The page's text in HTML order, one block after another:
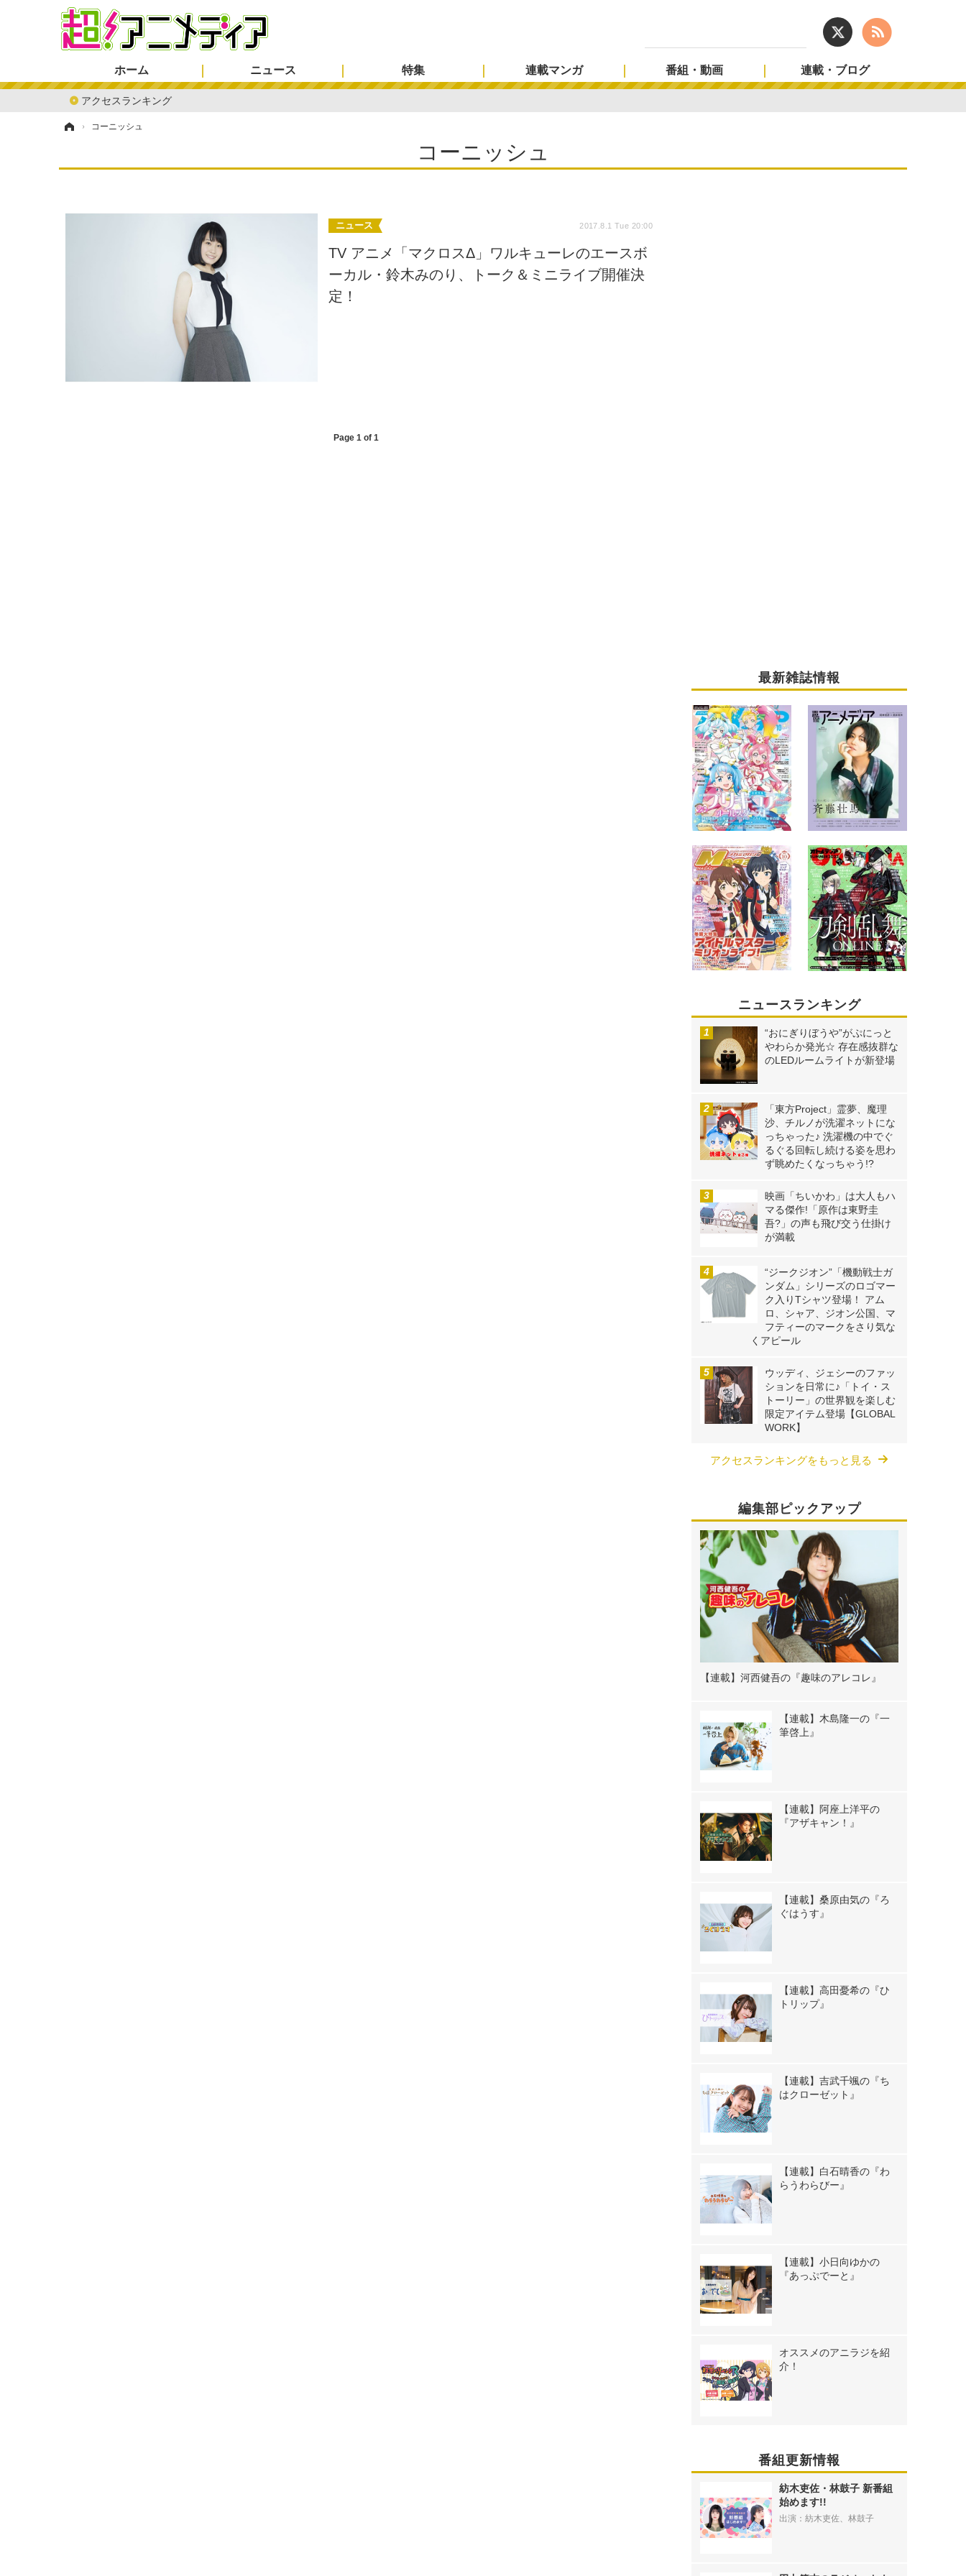
ホーム
アクセスランキング
ニュース 特集 連載マンガ 番組・動画 連載・ブログ
› コーニッシュ
コーニッシュ
ニュース 2017.8.1 Tue 20:00
TV アニメ「マクロスΔ」ワルキューレのエースボ
ーカル・鈴木みのり、トーク＆ミニライブ開催決
定！
Page 1 of 1
最新雑誌情報
ニュースランキング
“おにぎりぼうや”がぷにっと
やわらか発光☆ 存在感抜群な
のLEDルームライトが新登場
「東方Project」霊夢、魔理
沙、チルノが洗濯ネットにな
っちゃった♪ 洗濯機の中でぐ
るぐる回転し続ける姿を思わ
ず眺めたくなっちゃう!?
映画「ちいかわ」は大人もハ
マる傑作!「原作は東野圭
吾?」の声も飛び交う仕掛け
が満載
“ジークジオン”「機動戦士ガ
ンダム」シリーズのロゴマー
ク入りTシャツ登場！ アム
ロ、シャア、ジオン公国、マ
フティーのマークをさり気な
くアピール
ウッディ、ジェシーのファッ
ションを日常に♪「トイ・ス
トーリー」の世界観を楽しむ
限定アイテム登場【GLOBAL
WORK】
アクセスランキングをもっと見る
編集部ピックアップ
【連載】河西健吾の『趣味のアレコレ』
【連載】木島隆一の『一
筆啓上』
【連載】阿座上洋平の
『アザキャン！』
【連載】桑原由気の『ろ
ぐはうす』
【連載】高田憂希の『ひ
トリップ』
【連載】吉武千颯の『ち
はクローゼット』
【連載】白石晴香の『わ
らうわらびー』
【連載】小日向ゆかの
『あっぷでーと』
オススメのアニラジを紹
介！
番組更新情報
紡木吏佐・林鼓子 新番組
始めます!!
出演：紡木吏佐、林鼓子